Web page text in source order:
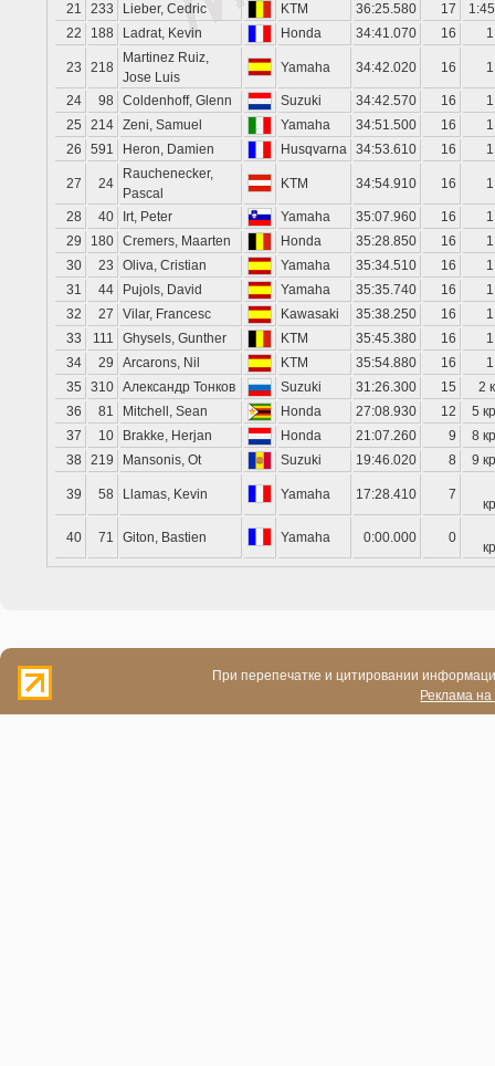
21
233 Lieber, Cedric KTM 36:25.580 17
22
188 Ladrat, Kevin Honda 34:41.070 16
23 218
Martinez Ruiz,
Jose Luis
Yamaha 34:42.020 16
24 98 Coldenhoff, Glenn Suzuki 34:42.570 16
25
214 Zeni, Samuel Yamaha 34:51.500 16
26
591 Heron, Damien Husqvarna 34:53.610 16
27 24
Rauchenecker,
Pascal
KTM 34:54.910 16
28 40 Irt, Peter Yamaha 35:07.960 16
29
180 Cremers, Maarten Honda 35:28.850 16
30
23 Oliva, Cristian Yamaha 35:34.510 16
31
44 Pujols, David Yamaha 35:35.740 16
32
27 Vilar, Francesc Kawasaki 35:38.250 16
33
111 Ghysels, Gunther KTM 35:45.380 16
34
29 Arcarons, Nil KTM 35:54.880 16
35
310 Александр Тонков Suzuki 31:26.300 15
2
36
81 Mitchell, Sean Honda 27:08.930 12
5
37
10 Brakke, Herjan Honda 21:07.260 9
8
38
219 Mansonis, Ot Suzuki 19:46.020 8 9
39 58 Llamas, Kevin Yamaha 17:28.410 7
40 71 Giton, Bastien Yamaha 0:00.000 0
При перепечатке и цитировании
Реклама на